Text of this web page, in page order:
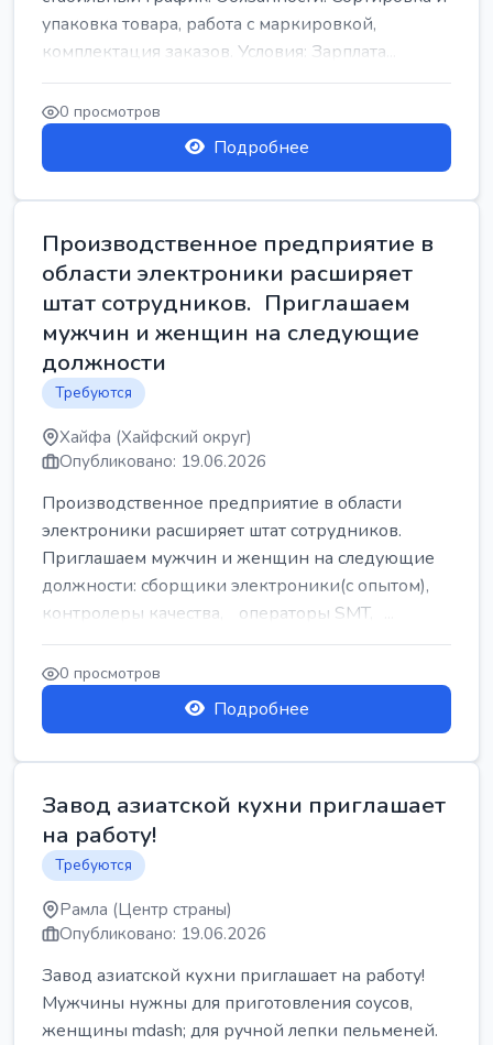
упаковка товара, работа с маркировкой,
комплектация заказов. Условия: Зарплата...
0 просмотров
Подробнее
Производственное предприятие в
области электроники расширяет
штат сотрудников. Приглашаем
мужчин и женщин на следующие
должности
Требуются
Хайфа (Хайфский округ)
Опубликовано: 19.06.2026
Производственное предприятие в области
электроники расширяет штат сотрудников.
Приглашаем мужчин и женщин на следующие
должности: сборщики электроники(с опытом),
контролеры качества, операторы SMT, ...
0 просмотров
Подробнее
Завод азиатской кухни приглашает
на работу!
Требуются
Рамла (Центр страны)
Опубликовано: 19.06.2026
Завод азиатской кухни приглашает на работу!
Мужчины нужны для приготовления соусов,
женщины mdash; для ручной лепки пельменей.